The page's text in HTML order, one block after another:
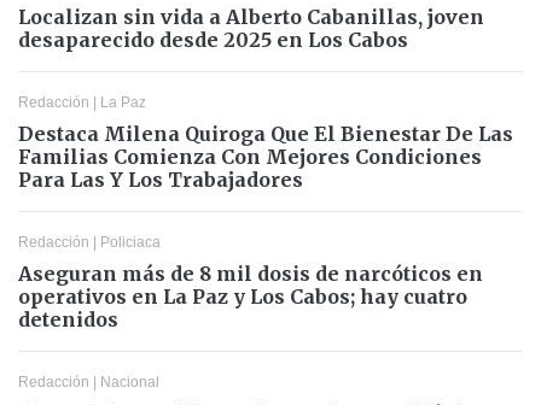
Localizan sin vida a Alberto Cabanillas, joven
desaparecido desde 2025 en Los Cabos
Redacción | La Paz
Destaca Milena Quiroga Que El Bienestar De Las
Familias Comienza Con Mejores Condiciones
Para Las Y Los Trabajadores
Redacción | Policiaca
Aseguran más de 8 mil dosis de narcóticos en
operativos en La Paz y Los Cabos; hay cuatro
detenidos
Redacción | Nacional